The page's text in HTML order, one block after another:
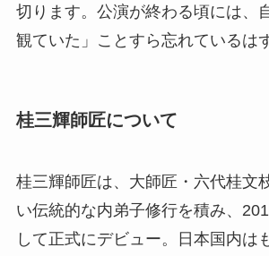
切ります。公演が終わる頃には、
観ていた」ことすら忘れているは
桂三輝師匠について
桂三輝師匠は、大師匠・六代桂文
い伝統的な内弟子修行を積み、
して正式にデビュー。日本国内は